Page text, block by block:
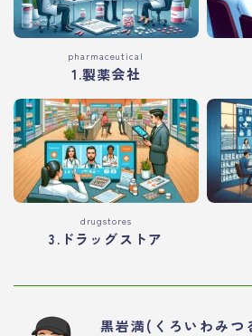
pharmaceutical
1.製薬会社
drugstores
3.ドラッグストア
黒岩満(くろいわみつ